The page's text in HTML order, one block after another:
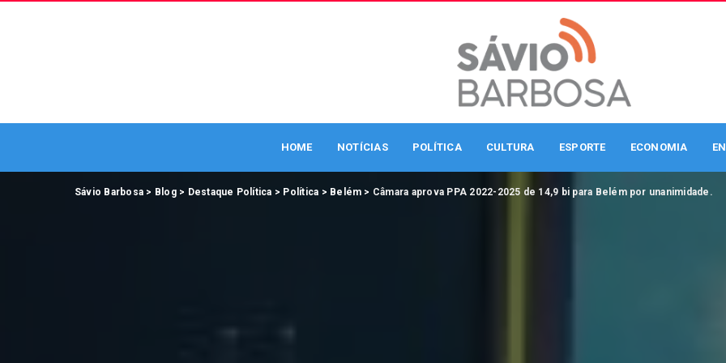
HOME NOTÍCIAS POLÍTICA CULTURA ESPORTE ECONOMIA
Sávio Barbosa > Blog> Destaque Política > Política > Belém > Câmara aprova PPA 2022-2025 de 14,9 bi para Belém por unanimidade.